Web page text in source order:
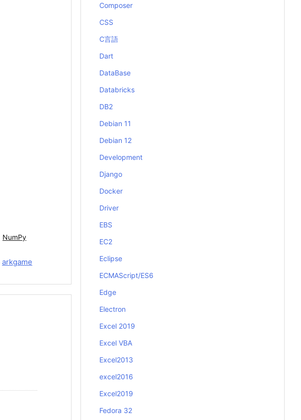
NumPy
arkgame
Composer
CSS
C言語
Dart
DataBase
Databricks
DB2
Debian 11
Debian 12
Development
Django
Docker
Driver
EBS
EC2
Eclipse
ECMAScript/ES6
Edge
Electron
Excel 2019
Excel VBA
Excel2013
excel2016
Excel2019
Fedora 32